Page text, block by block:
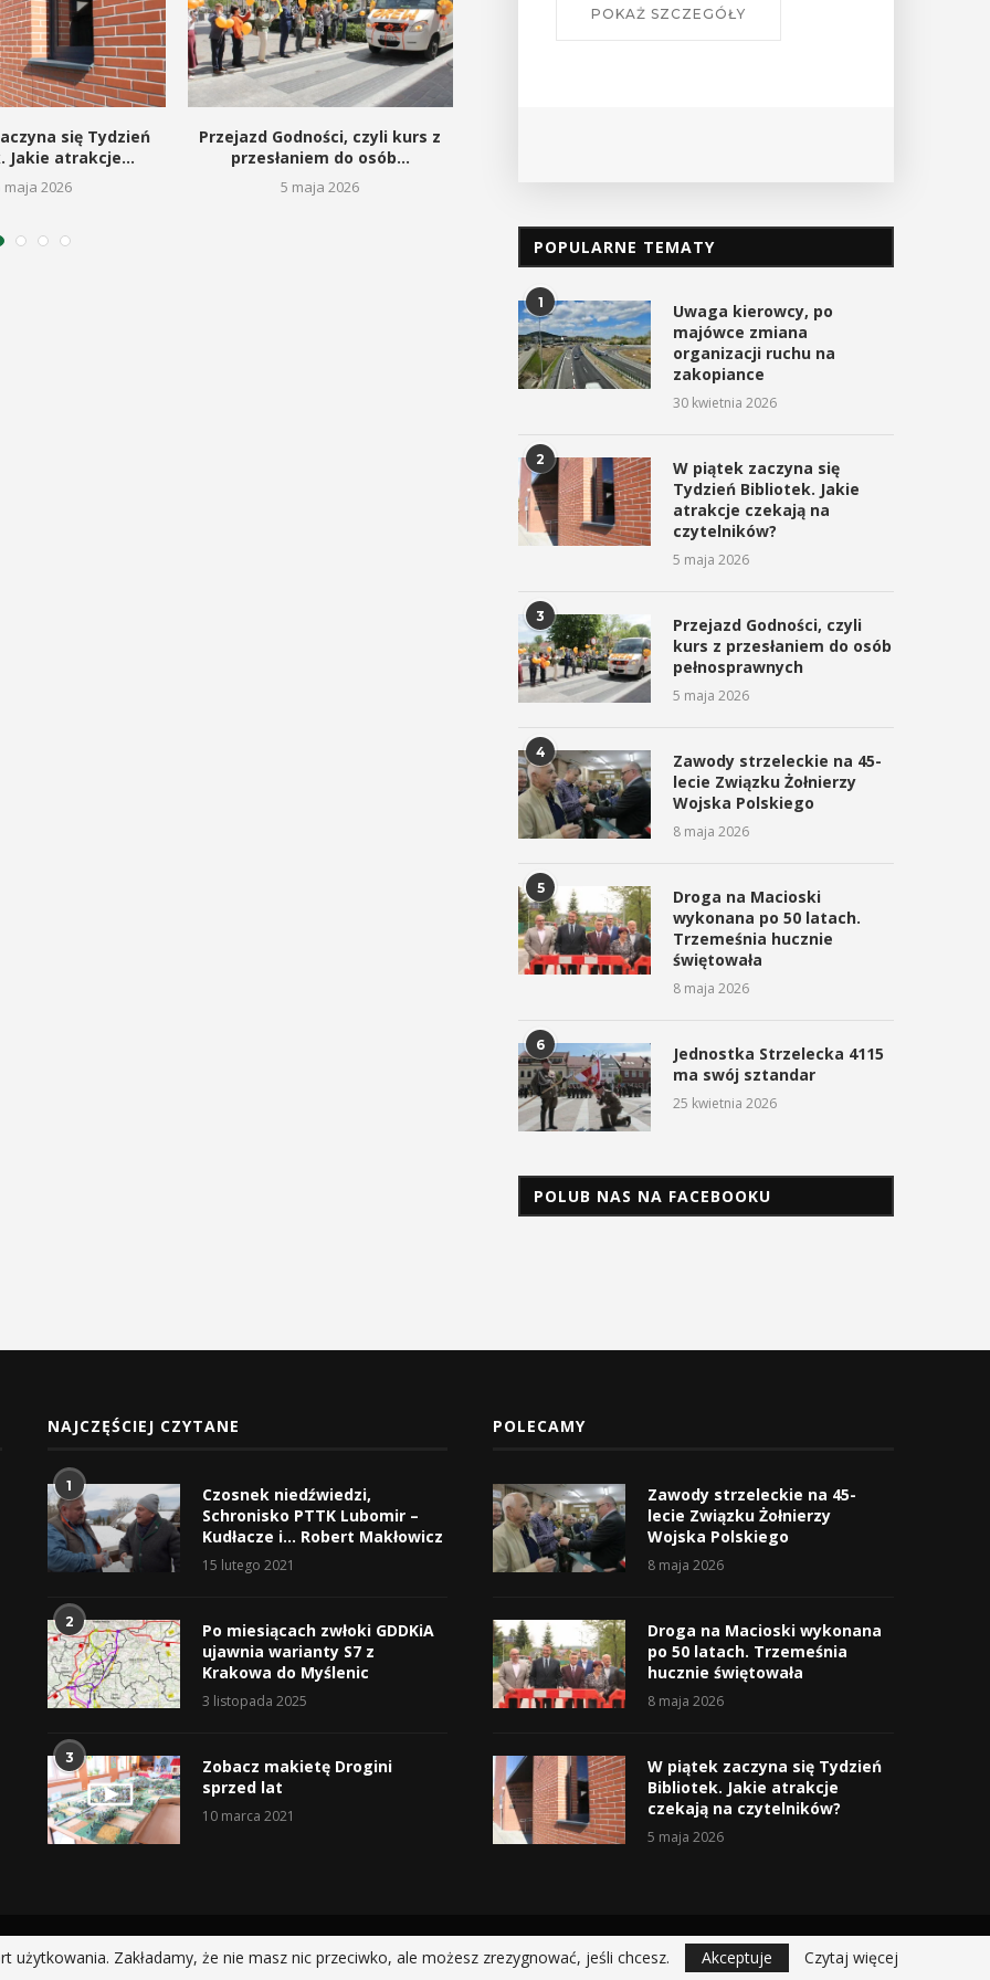
się Tydzień
Jakie atrakcje...
maja 2026
Przejazd Godności, czyli kurs z
przesłaniem do osób...
5 maja 2026
POKAŻ SZCZEGÓŁY POKAŻ SZCZEGÓŁY
POPULARNE TEMATY
1
Uwaga kierowcy, po
majówce zmiana
organizacji ruchu na
zakopiance
30 kwietnia 2026
2
W piątek zaczyna się
Tydzień Bibliotek. Jakie
atrakcje czekają na
czytelników?
5 maja 2026
3
Przejazd Godności, czyli
kurs z przesłaniem do osób
pełnosprawnych
5 maja 2026
4
Zawody strzeleckie na 45-
lecie Związku Żołnierzy
Wojska Polskiego
8 maja 2026
5
Droga na Macioski
wykonana po 50 latach.
Trzemeśnia hucznie
świętowała
8 maja 2026
6
Jednostka Strzelecka 4115
ma swój sztandar
25 kwietnia 2026
POLUB NAS NA FACEBOOKU
NAJCZĘŚCIEJ CZYTANE
1
Czosnek niedźwiedzi,
Schronisko PTTK Lubomir –
Kudłacze i… Robert Makłowicz
15 lutego 2021
2
Po miesiącach zwłoki GDDKiA
ujawnia warianty S7 z
Krakowa do Myślenic
3 listopada 2025
3
Zobacz makietę Drogini
sprzed lat
10 marca 2021
POLECAMY
Zawody strzeleckie na 45-
lecie Związku Żołnierzy
Wojska Polskiego
8 maja 2026
Droga na Macioski wykonana
po 50 latach. Trzemeśnia
hucznie świętowała
8 maja 2026
W piątek zaczyna się Tydzień
Bibliotek. Jakie atrakcje
czekają na czytelników?
5 maja 2026
@2019 - All Right Reserved.
Zakładamy, że nie masz nic przeciwko, ale możesz zrezygnować, jeśli chcesz. Akceptuje Czytaj więcej